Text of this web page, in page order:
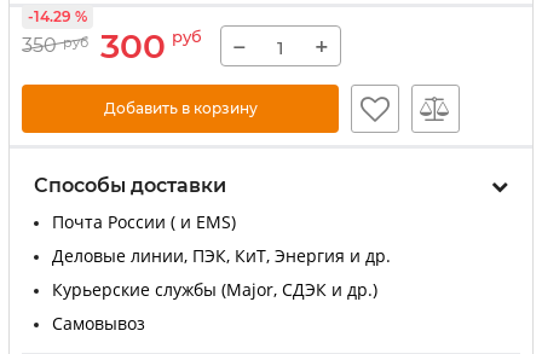
350 руб 300 руб
-14.29 %
− +
Добавить в корзину
Способы доставки
Почта России ( и EMS)
Деловые линии, ПЭК, КиТ, Энергия и др.
Курьерские службы (Major, СДЭК и др.)
Самовывоз